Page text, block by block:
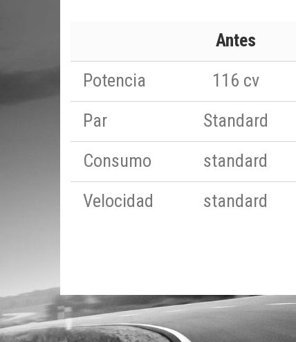
Antes
Potencia
116 cv
Par
Standard
Consumo
standard
Velocidad
standard